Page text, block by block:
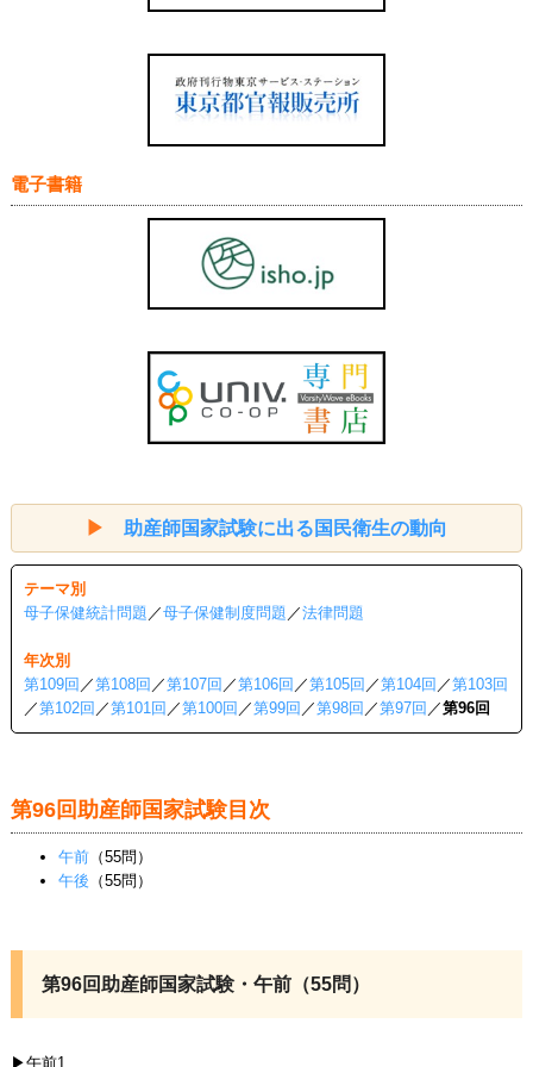
電子書籍
▶ 助産師国家試験に出る国民衛生の動向
テーマ別
母子保健統計問題 ／母子保健制度問題 ／法律問題
年次別
第109回 ／第108回 ／第107回 ／第106回 ／第105回 ／第104回 ／第103回
／第102回 ／第101回 ／第100回 ／第99回 ／第98回 ／第97回 ／第96回
第96回助産師国家試験目次
午前（55問）
午後 （55問）
第96回助産師国家試験・午前（55問）
▶午前1